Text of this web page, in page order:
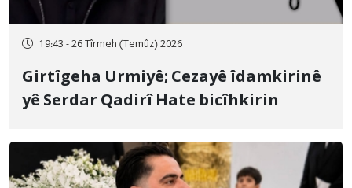
19:43 - 26 Tîrmeh (Temûz) 2026
Girtîgeha Urmiyê; Cezayê îdamkirinê
yê Serdar Qadirî Hate bicîhkirin